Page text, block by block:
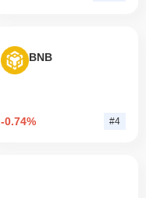
BNB
-0.74% #4